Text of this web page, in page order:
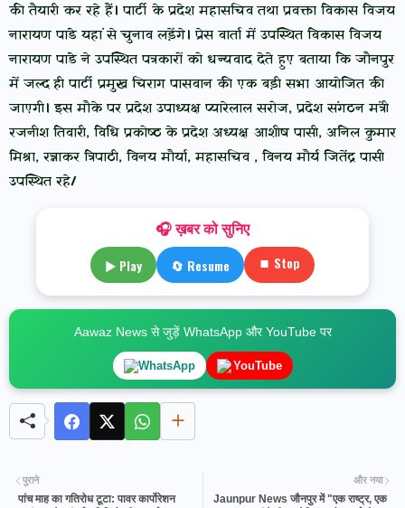
की तैयारी कर रहे हैं। पार्टी के प्रदेश महासचिव तथा प्रवक्ता विकास विजय
नारायण पांडे यहां से चुनाव लड़ेंगे। प्रेस वार्ता में उपस्थित विकास विजय
नारायण पांडे ने उपस्थित पत्रकारों को धन्यवाद देते हुए बताया कि जौनपुर
में जल्द ही पार्टी प्रमुख चिराग पासवान की एक बड़ी सभा आयोजित की
जाएगी। इस मौके पर प्रदेश उपाध्यक्ष प्यारेलाल सरोज, प्रदेश संगठन मंत्री
रजनीश तिवारी, विधि प्रकोष्ठ के प्रदेश अध्यक्ष आशीष पासी, अनिल कुमार
मिश्रा, रत्नाकर त्रिपाठी, विनय मौर्या, महासचिव , विनय मौर्य जितेंद्र पासी
उपस्थित रहे/
🎧 ख़बर को सुनिए
▶ Play 🔄 Resume ⏹ Stop
Aawaz News से जुड़ें WhatsApp और YouTube पर
WhatsApp YouTube
और नया
Jaunpur News जौनपुर में "एक राष्ट्र, एक
पुराने
पांच माह का गतिरोध टूटा: पावर कार्पोरेशन